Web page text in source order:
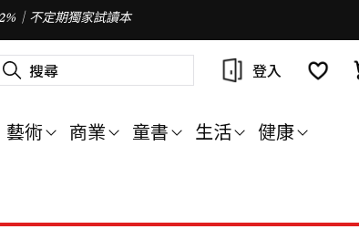
｜不定期獨家試讀本
登入
藝術 商業 童書 生活 健康